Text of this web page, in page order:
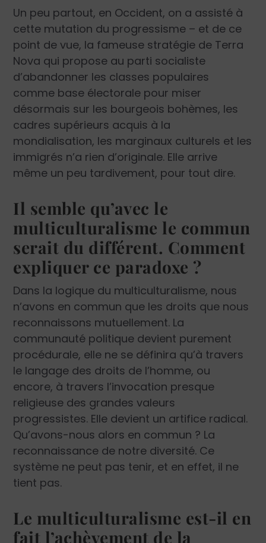
Un peu partout, en Occident, on a assisté à
cette mutation du progressisme – et de ce
point de vue, la fameuse stratégie de Terra
Nova qui propose au parti socialiste
d’abandonner les classes populaires
comme base électorale pour miser
désormais sur les bourgeois bohèmes, les
cadres supérieurs acquis à la
mondialisation, les marginaux culturels et les
immigrés n’a rien d’originale. Elle arrive
même un peu tardivement, pour tout dire.
Il semble qu’avec le
multiculturalisme le commun
serait du différent. Comment
expliquer ce paradoxe ?
Dans la logique du multiculturalisme, nous
n’avons en commun que les droits que nous
reconnaissons mutuellement. La
communauté politique devient purement
procédurale, elle ne se définira qu’à travers
le langage des droits de l’homme, ou
encore, à travers l’invocation presque
religieuse des grandes valeurs
progressistes. Elle devient un artifice radical.
Qu’avons-nous alors en commun ? La
reconnaissance de notre diversité. Ce
système ne peut pas tenir, et en effet, il ne
tient pas.
Le multiculturalisme est-il en
fait l’achèvement de la